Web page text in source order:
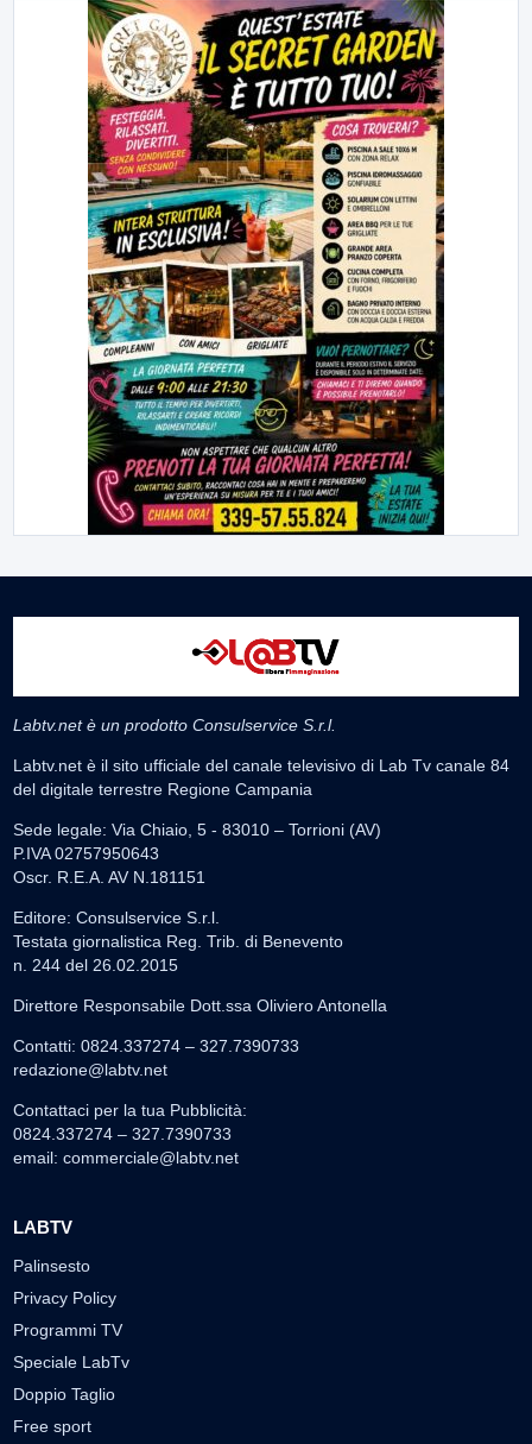
Labtv.net è un prodotto Consulservice S.r.l.
Labtv.net è il sito ufficiale del canale televisivo di Lab Tv canale 84
del digitale terrestre Regione Campania
Sede legale: Via Chiaio, 5 - 83010 – Torrioni (AV)
P.IVA 02757950643
Oscr. R.E.A. AV N.181151
Editore: Consulservice S.r.l.
Testata giornalistica Reg. Trib. di Benevento
n. 244 del 26.02.2015
Direttore Responsabile Dott.ssa Oliviero Antonella
Contatti: 0824.337274 – 327.7390733
redazione@labtv.net
Contattaci per la tua Pubblicità:
0824.337274 – 327.7390733
email: commerciale@labtv.net
LABTV
Palinsesto
Privacy Policy
Programmi TV
Speciale LabTv
Doppio Taglio
Free sport